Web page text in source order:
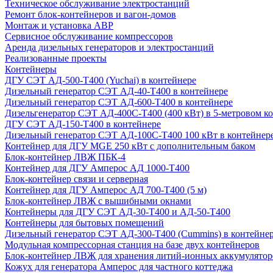
Техническое обслуживание электростанций
Ремонт блок-контейнеров и вагон-домов
Монтаж и установка АВР
Сервисное обслуживание компрессоров
Аренда дизельных генераторов и электростанций
Реализованные проекты
Контейнеры
ДГУ СЭТ АД-500-Т400 (Yuchai) в контейнере
Дизельный генератор СЭТ АД-40-Т400 в контейнере
Дизельный генератор СЭТ АД-600-Т400 в контейнере
Дизельгенератор СЭТ АД-400С-Т400 (400 кВт) в 5-метровом
ДГУ СЭТ АД-150-Т400 в контейнере
Дизельный генератор СЭТ АД-100С-Т400 100 кВт в
Контейнер для ДГУ MGE 250 кВт с дополнительным баком
Блок-контейнер ЛВЖ ПБК-4
Контейнер для ДГУ Амперос АД 1000-Т400
Блок-контейнер связи и серверная
Контейнер для ДГУ Амперос АД 700-Т400 (5 м)
Блок-контейнер ЛВЖ с вышибными окнами
Контейнеры для ДГУ СЭТ АД-30-Т400 и АД-50-Т400
Контейнеры для бытовых помещений
Дизельный генератор СЭТ АД-300-Т400 (Cummins) в
Модульная компрессорная станция на базе двух контейнеров
Блок-контейнер ЛВЖ для хранения литий-ионных
Кожух для генератора Амперос для частного коттеджа